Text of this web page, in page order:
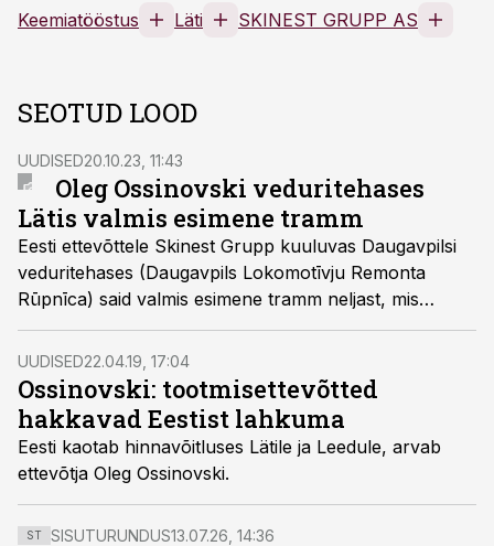
Keemiatööstus Läti SKINEST GRUPP AS
SEOTUD LOOD
UUDISED20.10.23, 11:43
Oleg Ossinovski veduritehases
Lätis valmis esimene tramm
Eesti ettevõttele Skinest Grupp kuuluvas Daugavpilsi
veduritehases (Daugavpils Lokomotīvju Remonta
Rūpnīca) said valmis esimene tramm neljast, mis
hakkavad Daugavpilsi linna elanikke teenindama kohe
pärast 250 kilomeetri pikkuse testimisperioodi läbimist.
UUDISED22.04.19, 17:04
Ossinovski: tootmisettevõtted
hakkavad Eestist lahkuma
Eesti kaotab hinnavõitluses Lätile ja Leedule, arvab
ettevõtja Oleg Ossinovski.
ST SISUTURUNDUS13.07.26, 14:36